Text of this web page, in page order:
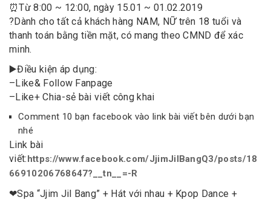
⏰Từ 8:00 ~ 12:00, ngày 15.01 ~ 01.02.2019
?Dành cho tất cả khách hàng NAM, NỮ trên 18 tuổi và
thanh toán bằng tiền mặt, có mang theo CMND để xác
minh.
▶️Điều kiện áp dụng:
–Like& Follow Fanpage
–Like+ Chia-sẻ bài viết công khai
Comment 10 bạn facebook vào link bài viết bên dưới bạn
nhé
Link bài
viết:https://www.facebook.com/JjimJilBangQ3/posts/18
66910206768647?__tn__=-R
❤Spa “Jjim Jil Bang” + Hát với nhau + Kpop Dance +